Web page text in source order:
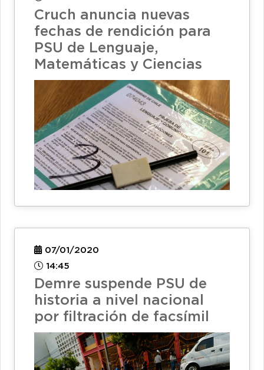
Cruch anuncia nuevas
fechas de rendición para
PSU de Lenguaje,
Matemáticas y Ciencias
07/01/2020
14:45
Demre suspende PSU de
historia a nivel nacional
por filtración de facsímil